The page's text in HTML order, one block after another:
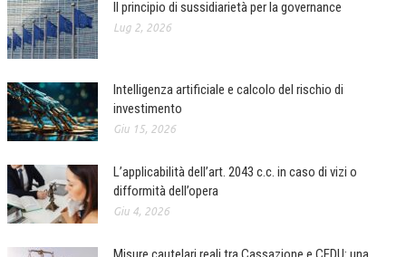
COLLABORA CON NOI
CORPORATE SOCIAL RESPONSIBILITY
ECONOMIA DELL’ARTE
INTERNAZIONALIZZAZIONE
HUMAN RESOURCES
Il principio di sussidiarietà per la governance
Lug 2, 2026
Intelligenza artificiale e calcolo del rischio di
investimento
Giu 15, 2026
L’applicabilità dell’art. 2043 c.c. in caso di vizi o
difformità dell’opera
Giu 4, 2026